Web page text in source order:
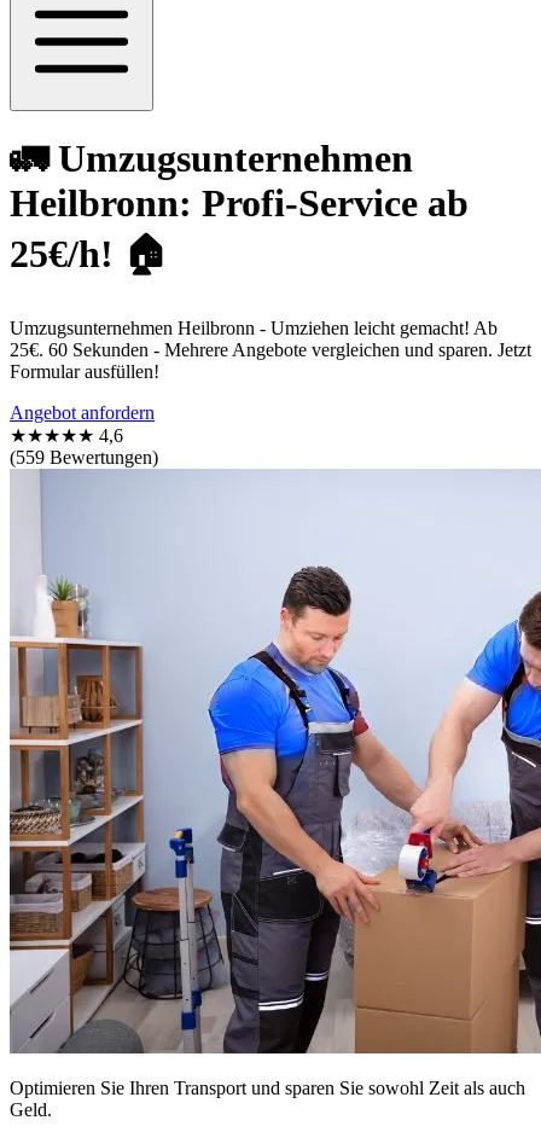
🚛 Umzugsunternehmen
Heilbronn: Profi-Service ab
25€/h! 🏠
Umzugsunternehmen Heilbronn - Umziehen leicht gemacht! Ab
25€. 60 Sekunden - Mehrere Angebote vergleichen und sparen. Jetzt
Formular ausfüllen!
Angebot anfordern
★★★★★ 4,6
(559 Bewertungen)
Optimieren Sie Ihren Transport und sparen Sie sowohl Zeit als auch
Geld.